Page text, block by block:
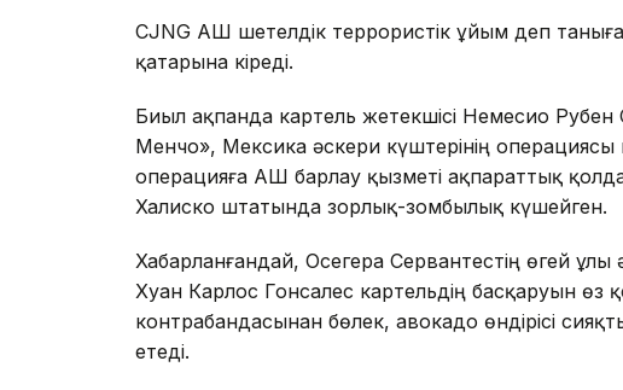
CJNG АҚШ шетелдік террористік ұйым деп
қатарына кіреді.
Биыл ақпанда картель жетекшісі Немесио
Менчо», Мексика әскери күштерінің операциясы
операцияға АҚШ барлау қызметі ақпараттық
Халиско штатында зорлық-зомбылық күшейген.
Хабарланғандай, Осегера Сервантестің өгей
Хуан Карлос Гонсалес картельдің басқаруын өз
контрабандасынан бөлек, авокадо өндірісі
етеді.